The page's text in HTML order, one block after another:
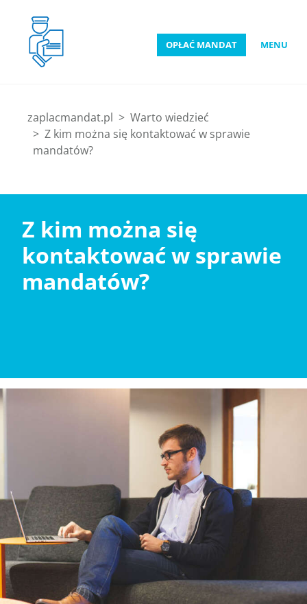
OPŁAĆ MANDAT MENU
zaplacmandat.pl
Warto wiedzieć
Z kim można się kontaktować w sprawie
mandatów?
Z kim można się
kontaktować w sprawie
mandatów?